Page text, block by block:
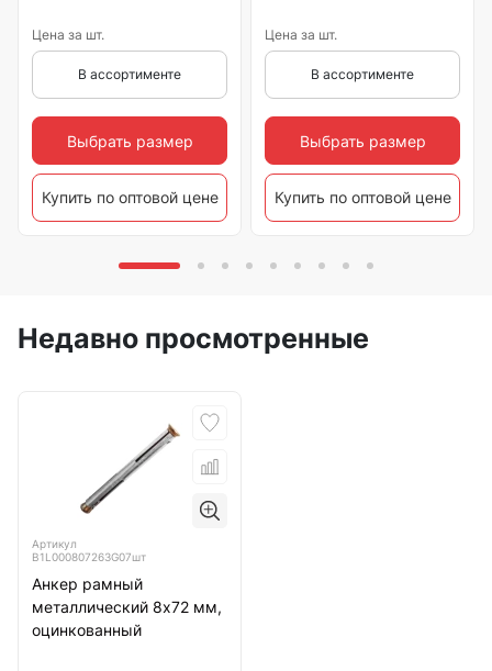
Цена за шт.
В ассортименте
Выбрать размер
Купить по оптовой цене
Цена за шт.
В ассортименте
Выбрать размер
Купить по оптовой цене
Недавно просмотренные
Артикул
B1L000807263G07шт
Анкер рамный
металлический 8х72 мм,
оцинкованный